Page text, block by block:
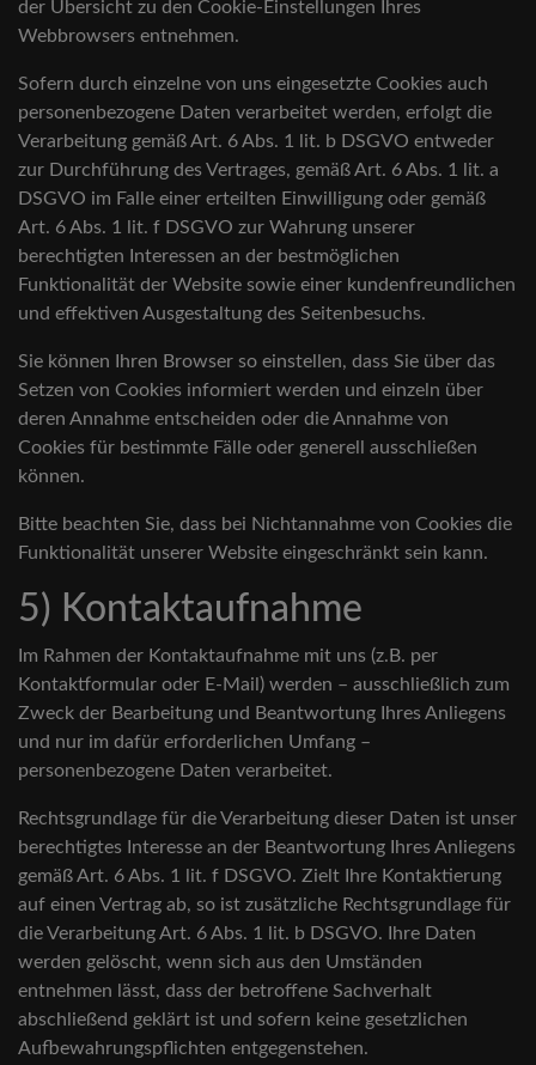
der Übersicht zu den Cookie-Einstellungen Ihres
Webbrowsers entnehmen.
Sofern durch einzelne von uns eingesetzte Cookies auch
personenbezogene Daten verarbeitet werden, erfolgt die
Verarbeitung gemäß Art. 6 Abs. 1 lit. b DSGVO entweder
zur Durchführung des Vertrages, gemäß Art. 6 Abs. 1 lit. a
DSGVO im Falle einer erteilten Einwilligung oder gemäß
Art. 6 Abs. 1 lit. f DSGVO zur Wahrung unserer
berechtigten Interessen an der bestmöglichen
Funktionalität der Website sowie einer kundenfreundlichen
und effektiven Ausgestaltung des Seitenbesuchs.
Sie können Ihren Browser so einstellen, dass Sie über das
Setzen von Cookies informiert werden und einzeln über
deren Annahme entscheiden oder die Annahme von
Cookies für bestimmte Fälle oder generell ausschließen
können.
Bitte beachten Sie, dass bei Nichtannahme von Cookies die
Funktionalität unserer Website eingeschränkt sein kann.
5) Kontaktaufnahme
Im Rahmen der Kontaktaufnahme mit uns (z.B. per
Kontaktformular oder E-Mail) werden – ausschließlich zum
Zweck der Bearbeitung und Beantwortung Ihres Anliegens
und nur im dafür erforderlichen Umfang –
personenbezogene Daten verarbeitet.
Rechtsgrundlage für die Verarbeitung dieser Daten ist unser
berechtigtes Interesse an der Beantwortung Ihres Anliegens
gemäß Art. 6 Abs. 1 lit. f DSGVO. Zielt Ihre Kontaktierung
auf einen Vertrag ab, so ist zusätzliche Rechtsgrundlage für
die Verarbeitung Art. 6 Abs. 1 lit. b DSGVO. Ihre Daten
werden gelöscht, wenn sich aus den Umständen
entnehmen lässt, dass der betroffene Sachverhalt
abschließend geklärt ist und sofern keine gesetzlichen
Aufbewahrungspflichten entgegenstehen.